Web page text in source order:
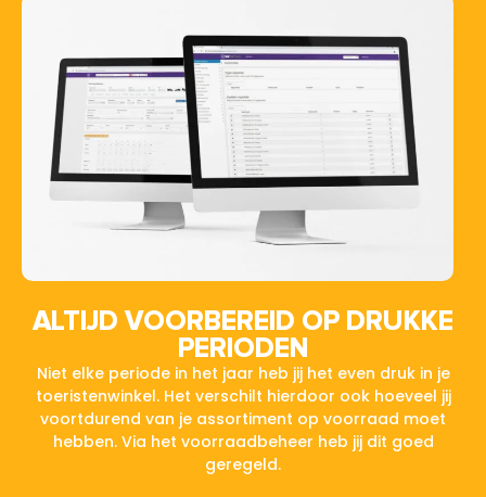
ALTIJD VOORBEREID OP DRUKKE
PERIODEN
Niet elke periode in het jaar heb jij het even druk in je
toeristenwinkel. Het verschilt hierdoor ook hoeveel jij
voortdurend van je assortiment op voorraad moet
hebben. Via het voorraadbeheer heb jij dit goed
geregeld.